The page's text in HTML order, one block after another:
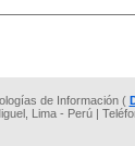
de Información (
Lima - Perú |